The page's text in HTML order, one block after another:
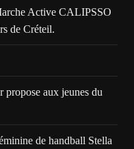
Active CALIPSSO
de Créteil.
aux jeunes du
de handball Stella